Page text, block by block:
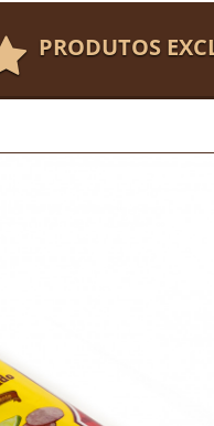
PRODUTOS